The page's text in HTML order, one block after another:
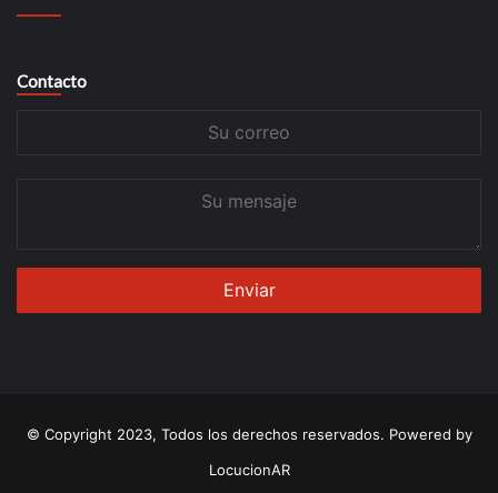
Contacto
© Copyright 2023, Todos los derechos reservados. Powered by
LocucionAR